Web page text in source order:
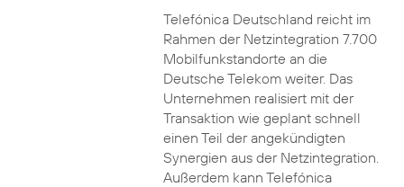
Telefónica Deutschland reicht im
Rahmen der Netzintegration 7.700
Mobilfunkstandorte an die
Deutsche Telekom weiter. Das
Unternehmen realisiert mit der
Transaktion wie geplant schnell
einen Teil der angekündigten
Synergien aus der Netzintegration.
Außerdem kann Telefónica